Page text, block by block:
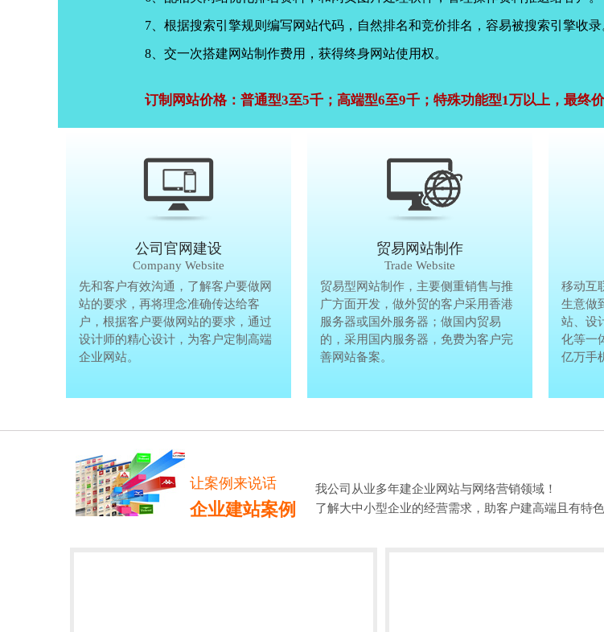
7、根据搜索引擎规则编写网站代码，自然排名和竞价排名，容易被搜索引擎收录
8、交一次搭建网站制作费用，获得终身网站使用权。
订制网站价格：普通型3至5千；高端型6至9千；特殊功能型1万以上，最终
公司官网建设
Company Website
先和客户有效沟通，了解客户要做网
站的要求，再将理念准确传达给客
户，根据客户要做网站的要求，通过
设计师的精心设计，为客户定制高端
企业网站。
公司官网建设
Company Website
先和客户有效沟通，了解客户要做网
站的要求，再将理念准确传达给客
户，根据客户要做网站的要求，通过
设计师的精心设计，为客户定制高端
企业网站。
贸易网站制作
Trade Website
贸易型网站制作，主要侧重销售与推
广方面开发，做外贸的客户采用香港
服务器或国外服务器；做国内贸易
的，采用国内服务器，免费为客户完
善网站备案。
贸易型网站
广方面开发
服务器或国
的，采用国
善网站备案。
移动互
生意做
站、设
化等一
亿万手
让案例来说话
企业建站案例
我公司从业多年建企业网站与网络营销领域！
了解大中小型企业的经营需求，助客户建高端且有特